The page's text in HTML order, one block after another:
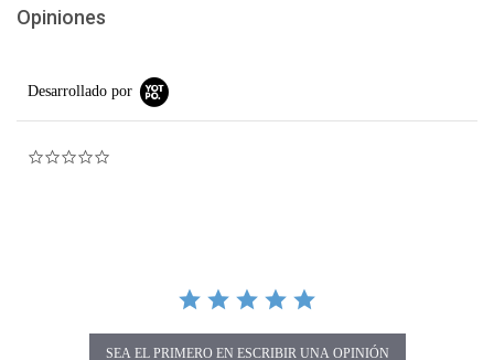
Opiniones
Desarrollado por
SEA EL PRIMERO EN ESCRIBIR UNA OPINIÓN